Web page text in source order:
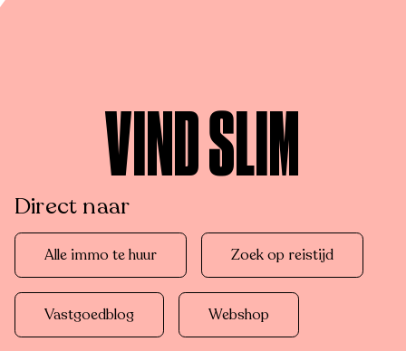
VIND SLIM
Direct naar
Alle immo te huur Zoek op reistijd
Vastgoedblog Webshop